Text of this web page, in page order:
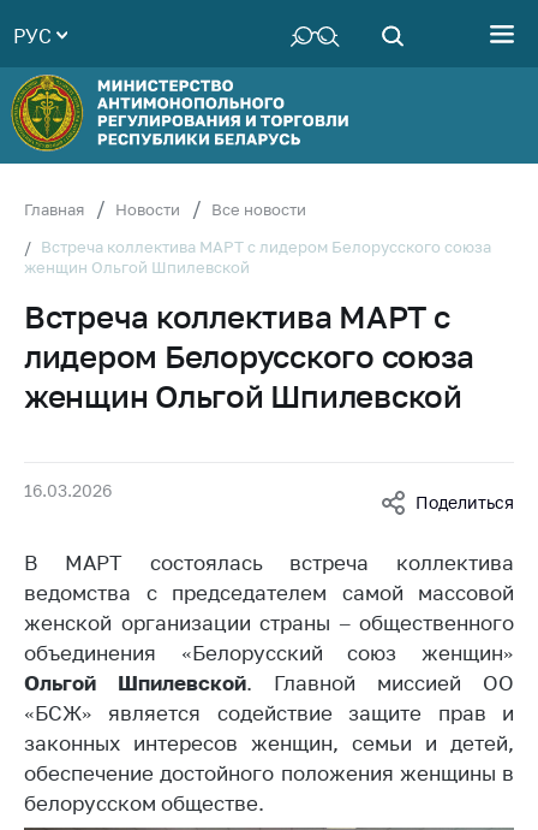
Руководство
Структура
Министерства
Территориальные
Законодательство
Антикоррупционная
деятельность
Общественно-
консультативный
Соискателям
Белорусская
универсальная
товарная биржа
Общественная
жизнь
Идеологическая
работа
Официальные
геральдические
РУС
Главная Новости
Все новости
Встреча коллектива МАРТ с лидером Белорусского союза
женщин Ольгой Шпилевской
Встреча коллектива МАРТ с
лидером Белорусского союза
женщин Ольгой Шпилевской
16.03.2026
Поделиться
В МАРТ состоялась встреча коллектива
ведомства с председателем самой массовой
женской организации страны – общественного
объединения «Белорусский союз женщин»
Ольгой Шпилевской. Главной миссией ОО
«БСЖ» является содействие защите прав и
законных интересов женщин, семьи и детей,
обеспечение достойного положения женщины в
белорусском обществе.